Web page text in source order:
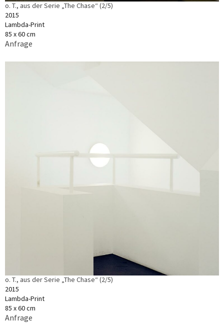
o. T., aus der Serie „The Chase“ (2/5)
2015
Lambda-Print
85 x 60 cm
Anfrage
o. T., aus der Serie „The Chase“ (2/5)
2015
Lambda-Print
85 x 60 cm
Anfrage